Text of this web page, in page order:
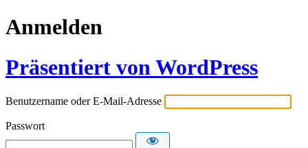
Anmelden
Präsentiert von WordPress
Benutzername oder E-Mail-Adresse
Passwort